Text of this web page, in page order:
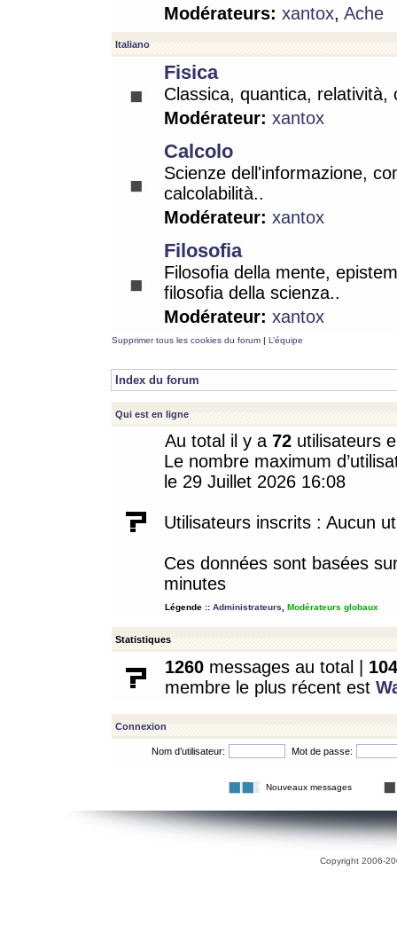
Modérateurs: xantox, Ache
Italiano
Fisica
Classica, quantica, relatività,
Modérateur: xantox
Calcolo
Scienze dell'informazione,
calcolabilità..
Modérateur: xantox
Filosofia
Filosofia della mente,
filosofia della scienza..
Modérateur: xantox
Supprimer tous les cookies du forum | L’équipe
Index du forum
Qui est en ligne
Au total il y a 72 utilisateurs
Le nombre maximum
le 29 Juillet 2026 16:08
Utilisateurs inscrits : Aucun
Ces données sont basées
minutes
Légende :: Administrateurs Modérateurs globaux
Statistiques
1260 messages au total | 104
membre le plus récent est
Connexion
Nom d’utilisateur: Mot de passe:
Nouveaux messages
Copyright 2006-